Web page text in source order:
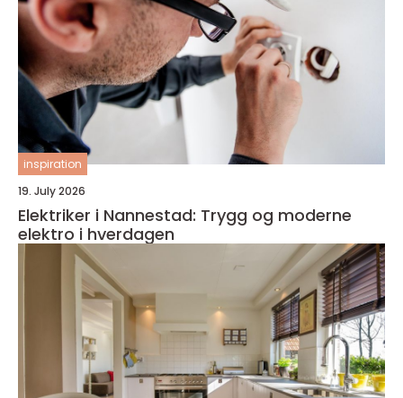
inspiration
19. July 2026
Elektriker i Nannestad: Trygg og moderne
elektro i hverdagen